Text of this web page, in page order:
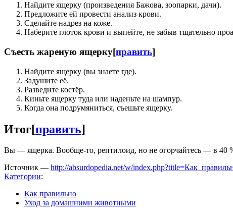
Найдите ящерку (произведения Бажова, зоопарки, дачи).
Предложите ей провести анализ крови.
Сделайте надрез на коже.
Наберите глоток крови и выпейте, не забыв тщательно
Съесть жареную ящерку[править]
Найдите ящерку (вы знаете где).
Задушите её.
Разведите костёр.
Киньте ящерку туда или наденьте на шампур.
Когда она подрумяниться, съешьте ящерку.
Итог[править]
Вы — ящерка. Вообще-то, рептилоид, но не огорчайтесь — в 40
Источник — http://absurdopedia.net/w/
Категории:
Как правильно
Уход за домашними животными